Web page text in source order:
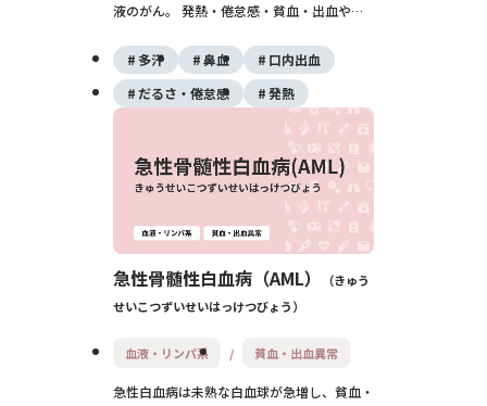
液のがん。 発熱・倦怠感・貧血・出血や感
多汗
鼻血
口内出血
だるさ・倦怠感
発熱
急性骨髄性白血病（AML）
きゅう
せいこつずいせいはっけつびょう
血液・リンパ系 貧血・出血異常
急性白血病は未熟な白血球が急増し、貧血・